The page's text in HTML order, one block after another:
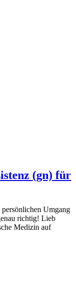
(gn) für
Umgang
richtig! Lieb
Medizin auf